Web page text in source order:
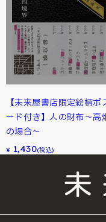
【未来屋書店限定絵柄ポ
ード付き】人の財布～高
の場合～
¥ 1,430(税込)